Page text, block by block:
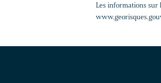
Les informations sur